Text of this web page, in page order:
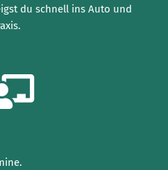
du schnell ins Auto und